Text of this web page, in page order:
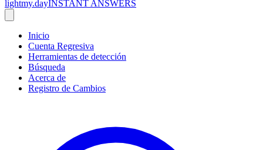
lightmy.dayINSTANT ANSWERS
Inicio
Cuenta Regresiva
Herramientas de detección
Búsqueda
Acerca de
Registro de Cambios